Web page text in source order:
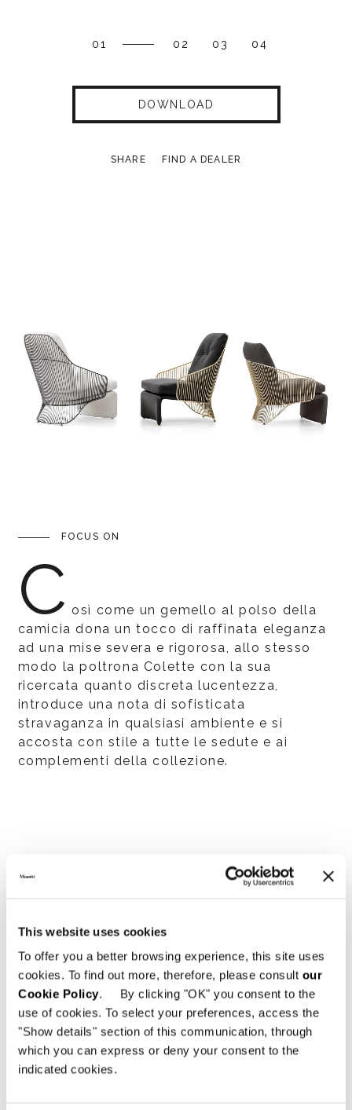
This website uses cookies
To offer you a better browsing experience, this site uses
cookies. To find out more, therefore, please consult our
Cookie Policy. By clicking "OK" you consent to the
use of cookies. To select your preferences, access the
"Show details" section of this communication, through
which you can express or deny your consent to the
indicated cookies.
01 02 03 04
DOWNLOAD
SHARE FIND A DEALER
FOCUS ON
C osì come un gemello al polso della
camicia dona un tocco di raffinata eleganza
ad una mise severa e rigorosa, allo stesso
modo la poltrona Colette con la sua
ricercata quanto discreta lucentezza,
introduce una nota di sofisticata
stravaganza in qualsiasi ambiente e si
accosta con stile a tutte le sedute e ai
complementi della collezione.
Technical Features